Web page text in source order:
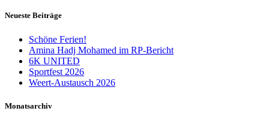
Neueste Beiträge
Schöne Ferien!
Amina Hadj Mohamed im RP-Bericht
6K UNITED
Sportfest 2026
Weert-Austausch 2026
Monatsarchiv